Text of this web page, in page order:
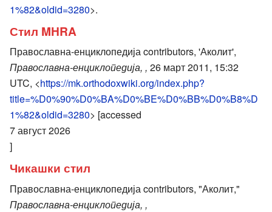
1%82&oldid=3280>.
Стил MHRA
Православна-енциклопедија contributors, 'Аколит',
Православна-енциклопедија, , 26 март 2011, 15:32
UTC, <https://mk.orthodoxwiki.org/index.php?
title=%D0%90%D0%BA%D0%BE%D0%BB%D0%B8%D
1%82&oldid=3280> [accessed
7 август 2026
]
Чикашки стил
Православна-енциклопедија contributors, "Аколит,"
Православна-енциклопедија, ,